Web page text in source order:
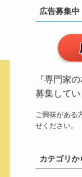
広告募集中
『専門家
募集して
ご興味がある
せください。
カテゴリか